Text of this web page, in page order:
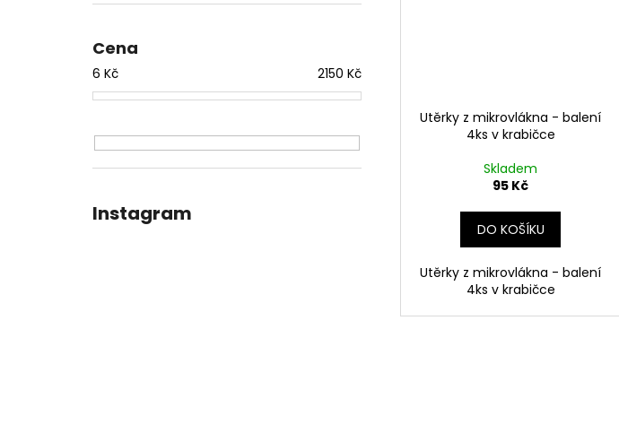
Cena
6 Kč 2150 Kč
Instagram
Utěrky z mikrovlákna - balení
4ks v krabičce
Skladem
95 Kč
DO KOŠÍKU
Utěrky z mikrovlákna - balení
4ks v krabičce